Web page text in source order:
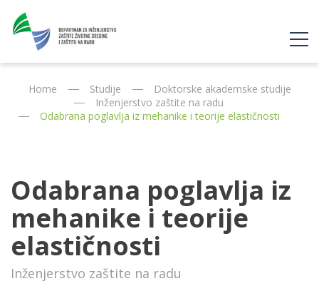
Home Studije
Doktorske akademske studije
Inženjerstvo zaštite na radu
Odabrana poglavlja iz mehanike i teorije elastičnosti
Odabrana poglavlja iz
mehanike i teorije
elastičnosti
Inženjerstvo zaštite na radu